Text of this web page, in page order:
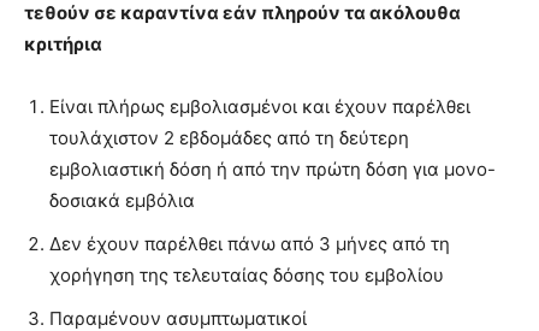
τεθούν σε καραντίνα εάν πληρούν τα ακόλουθα
κριτήρια
Είναι πλήρως εμβολιασμένοι και έχουν παρέλθει
τουλάχιστον 2 εβδομάδες από τη δεύτερη
εμβολιαστική δόση ή από την πρώτη δόση για μονο-
δοσιακά εμβόλια
Δεν έχουν παρέλθει πάνω από 3 μήνες από τη
χορήγηση της τελευταίας δόσης του εμβολίου
Παραμένουν ασυμπτωματικοί